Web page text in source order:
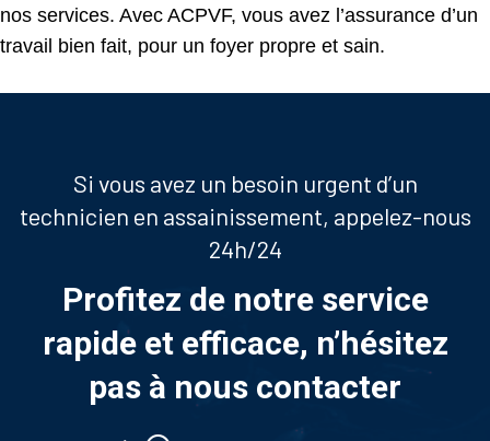
nos services. Avec ACPVF, vous avez l’assurance d’un
travail bien fait, pour un foyer propre et sain.
Si vous avez un besoin urgent d’un
technicien en assainissement, appelez-nous
24h/24
Profitez de notre service
rapide et efficace, n’hésitez
pas à nous contacter